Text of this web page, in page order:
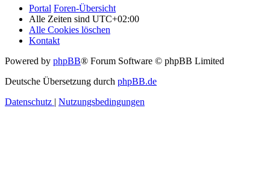
Portal Foren-Übersicht
Alle Zeiten sind UTC+02:00
Alle Cookies löschen
Kontakt
Powered by phpBB® Forum Software © phpBB Limited
Deutsche Übersetzung durch phpBB.de
Datenschutz | Nutzungsbedingungen